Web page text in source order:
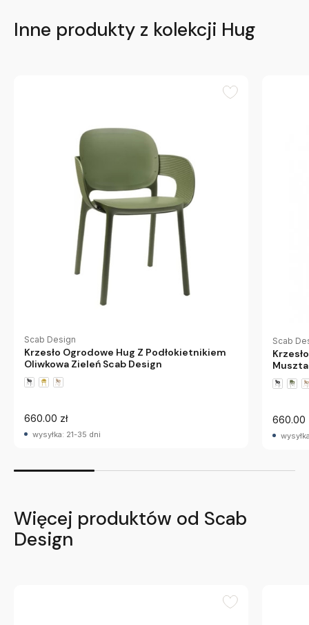
Inne produkty z kolekcji Hug
Scab Design
Krzesło Ogrodowe Hug Z Podłokietnikiem
Oliwkowa Zieleń Scab Design
660.00 zł
wysyłka: 21-35 dni
Scab
660.00
Więcej produktów od Scab
Design